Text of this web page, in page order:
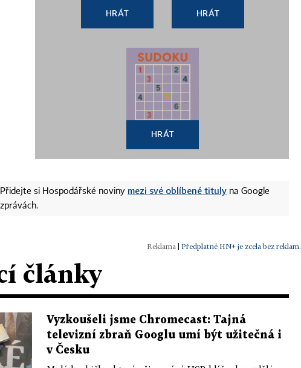
HRÁT HRÁT
HRÁT
Přidejte si Hospodářské noviny mezi své oblíbené tituly na Google
zprávách.
| Předplatné HN+ je zcela bez reklam.
články
Vyzkoušeli jsme Chromecast: Tajná
televizní zbraň Googlu umí být užitečná i
v Česku